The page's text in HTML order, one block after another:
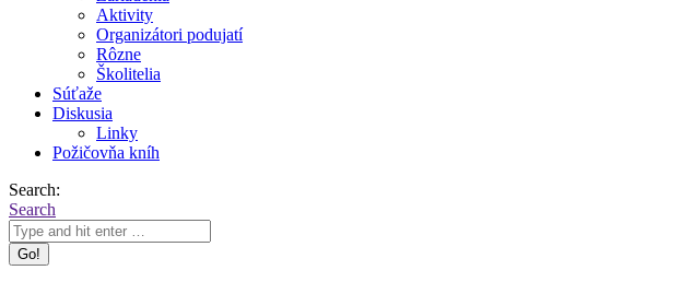
Aktivity
Organizátori podujatí
Rôzne
Školitelia
Súťaže
Diskusia
Linky
Požičovňa kníh
Search:
Search